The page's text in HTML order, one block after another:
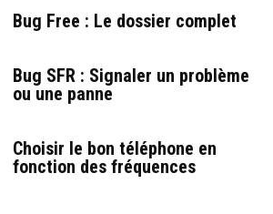
Bug Free : Le dossier complet
Bug SFR : Signaler un problème
ou une panne
Choisir le bon téléphone en
fonction des fréquences